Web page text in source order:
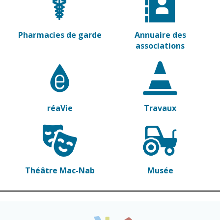
Pharmacies de garde
Annuaire des
associations
réaVie Travaux
Théâtre Mac-Nab Musée